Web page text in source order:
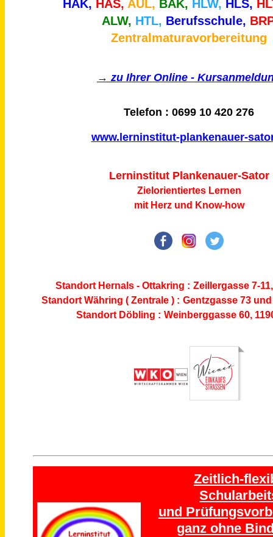
HAK, HAS, AUL, BAK, HLW, HLS,
ALW, HTL, Berufsschule,
Zentralmaturavorbereitung
→ zu Ihrer Online -
Telefon : 0699 10 420 276
www.lerninstitut-plankenauer-
Lerninstitut Plankenauer-Sator
Zielorientiertes Lernen
mit Herz und Know-how
Standort Hernals - Ottakring : Zeillergasse 7-
Standort Währing ( Zentrale ) : Gentzgasse 73und
Standort Döbling : Weinberggasse 60,
Zeitlich-
und
ganz ohne